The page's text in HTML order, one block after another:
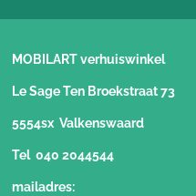
MOBILART verhuiswinkel
Le Sage Ten Broekstraat 73
5554sx Valkenswaard
Tel 040 2044544
mailadres: